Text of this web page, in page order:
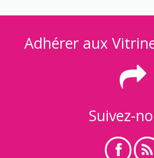
Adhérer aux
Suivez-